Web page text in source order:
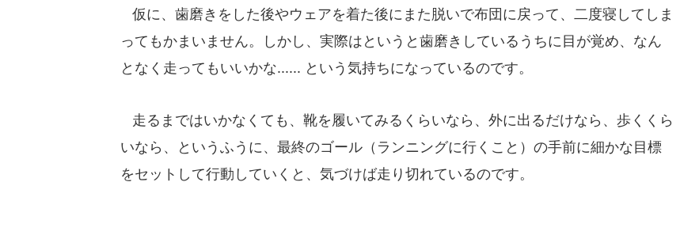
仮に、歯磨きをした後やウェアを着た後にまた脱いで布団に戻って、二度寝してしま
ってもかまいません。しかし、実際はというと歯磨きしているうちに目が覚め、なん
となく走ってもいいかな...... という気持ちになっているのです。
走るまではいかなくても、靴を履いてみるくらいなら、外に出るだけなら、歩くくら
いなら、というふうに、最終のゴール（ランニングに行くこと）の手前に細かな目標
をセットして行動していくと、気づけば走り切れているのです。